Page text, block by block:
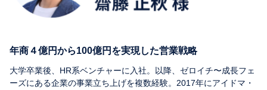
年商４億円から100億円を実現した営業戦略
大学卒業後、HR系ベンチャーに入社。以降、ゼロイチ〜成長フェ
ーズにある企業の事業立ち上げを複数経験。2017年にアイドマ・